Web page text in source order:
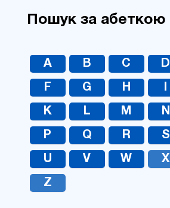
Пошук за абеткою
A B C D
F G H
K L M N
P Q R S
U V W X
Z